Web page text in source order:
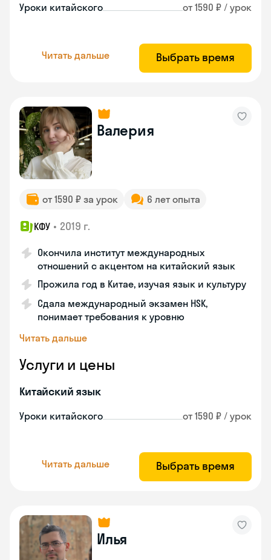
Уроки китайского от 1590 ₽ / урок
Читать дальше Выбрать время
Валерия
от 1590 ₽ за урок 6 лет опыта
КФУ • 2019 г.
Окончила институт международных
отношений с акцентом на китайский язык
Прожила год в Китае, изучая язык и культуру
Сдала международный экзамен HSK,
понимает требования к уровню
Читать дальше
Услуги и цены
Китайский язык
Уроки китайского от 1590 ₽ / урок
Читать дальше Выбрать время
Илья